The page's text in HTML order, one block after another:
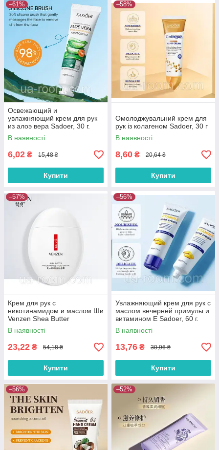
–61%
Освежающий и
увлажняющий крем для рук
из алоэ вера Sadoer, 30 г.
В наявності
6,02 ₴ 15,48 ₴
Купити
–58%
Омолоджувальний крем для
рук із колагеном Sadoer, 30 г
В наявності
8,60 ₴ 20,64 ₴
Купити
–57%
Крем для рук с
никотинамидом и маслом Ши
Venzen Shea Butter
Nicotinamide Hand Cream, 60
г.
В наявності
23,22 ₴ 54,18 ₴
Купити
–56%
Увлажняющий крем для рук с
маслом вечерней примулы и
витамином Е Sadoer, 60 г.
В наявності
13,76 ₴ 30,96 ₴
Купити
–56% –52%